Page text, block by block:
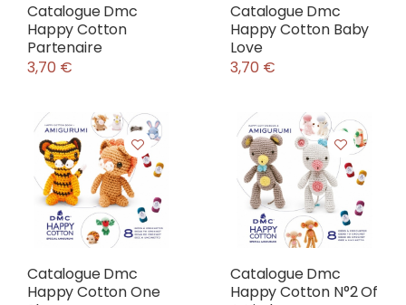
Catalogue Dmc
Happy Cotton
Partenaire
3,70 €
Catalogue Dmc
Happy Cotton Baby
Love
3,70 €
Catalogue Dmc
Happy Cotton One
Catalogue Dmc
Happy Cotton N°2 Of